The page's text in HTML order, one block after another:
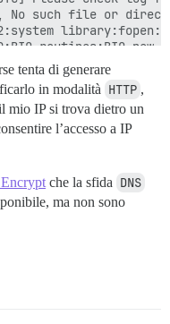
No such file or
"/shared/ssl/
"/shared/ssl/
tenta di generare
in modalità HTTP ,
mio IP si trova dietro un
l’accesso a IP
che la sfida DNS
ma non sono